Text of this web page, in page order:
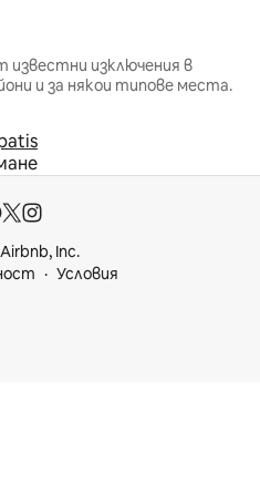
известни изключения в
и за някои типове места.
Inc.
Условия